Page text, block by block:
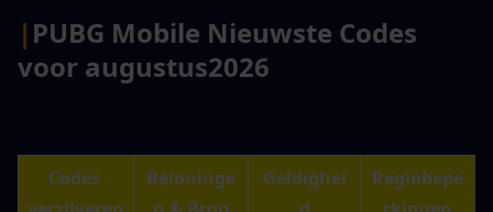
| PUBG Mobile Nieuwste Codes
voor augustus2026
Codes
Beloninge
Geldighei
Regiobepe